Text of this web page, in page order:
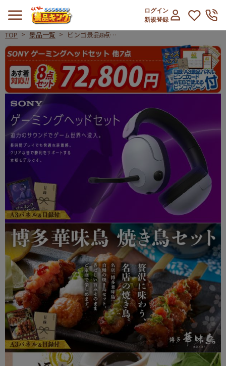
ログイン
新規登録
TOP 景品一覧
ビンゴ景品8点セ
ット【SONY ゲー
ミングヘッドセッ
ト/博多華味鳥 焼
き鳥セット 他】
A3パネル・目録
付き<送料無料>
ビンゴ景品8点セット【SONY ゲ